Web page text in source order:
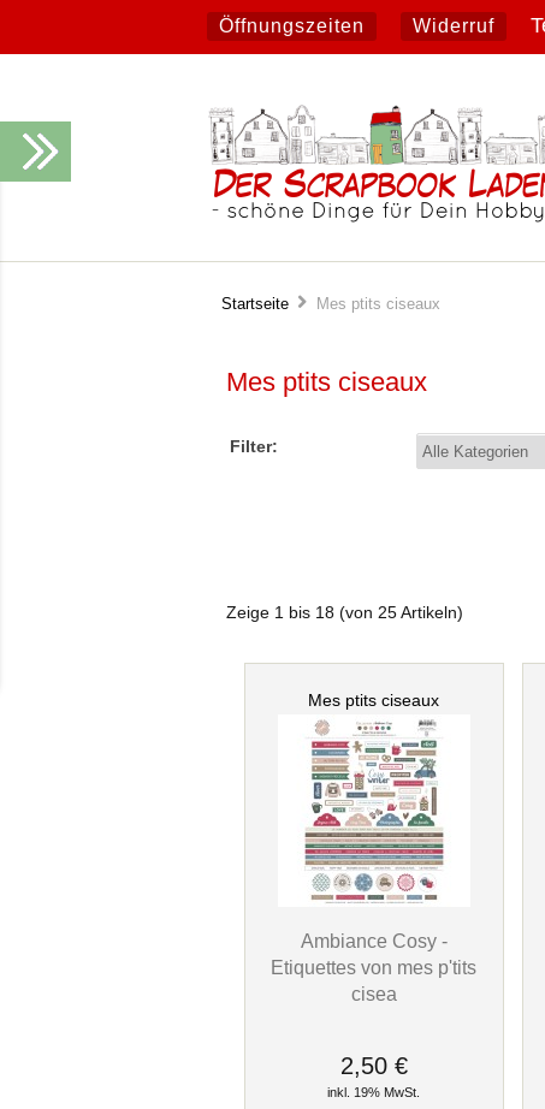
Öffnungszeiten Widerruf
Startseite Mes ptits ciseaux
Mes ptits ciseaux
Filter:
Zeige 1 bis 18 (von25 Artikeln)
Mes ptits ciseaux
Ambiance Cosy -
Etiquettes von mes p'tits
cisea
2,50 €
inkl. 19% MwSt.